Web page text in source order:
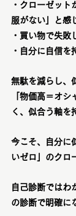
・クローゼット
服がない」と感
・買い物で失敗
・自分に自信を
無駄を減らし、
「物価高＝オ
く、似合う軸を
今こそ、自分に
いゼロ」のクロ
自己診断ではわ
の診断で明確に